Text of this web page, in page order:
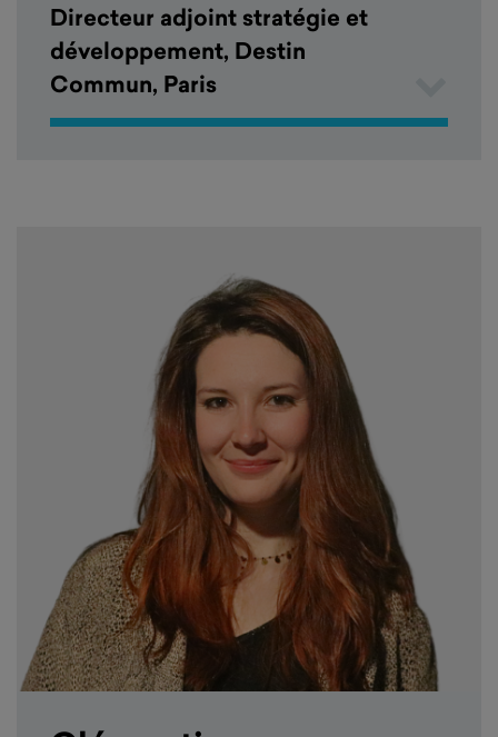
Directeur adjoint stratégie et
développement, Destin
Commun, Paris